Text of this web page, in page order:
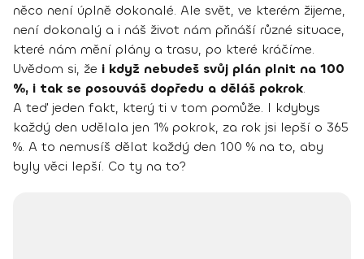
něco není úplně dokonalé. Ale svět, ve kterém žijeme,
není dokonalý a i náš život nám přináší různé situace,
které nám mění plány a trasu, po které kráčíme.
Uvědom si, že i když nebudeš svůj plán plnit na 100
%, i tak se posouváš dopředu a děláš pokrok.
A teď jeden fakt, který ti v tom pomůže. I kdybys
každý den udělala jen 1% pokrok, za rok jsi lepší o 365
%. A to nemusíš dělat každý den 100 % na to, aby
byly věci lepší. Co ty na to?